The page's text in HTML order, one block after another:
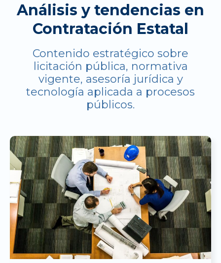
Análisis y tendencias en
Contratación Estatal
Contenido estratégico sobre
licitación pública, normativa
vigente, asesoría jurídica y
tecnología aplicada a procesos
públicos.